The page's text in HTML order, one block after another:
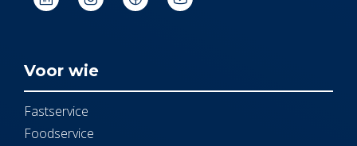
Voor wie
Fastservice
Foodservice